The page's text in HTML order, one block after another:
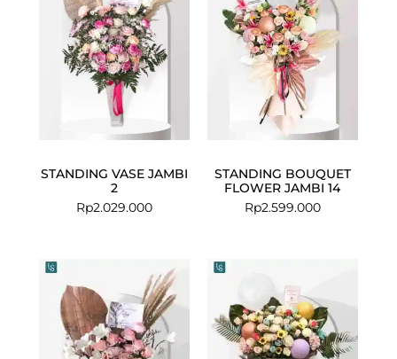
STANDING VASE JAMBI
2
Rp2.029.000
STANDING BOUQUET
FLOWER JAMBI 14
Rp2.599.000